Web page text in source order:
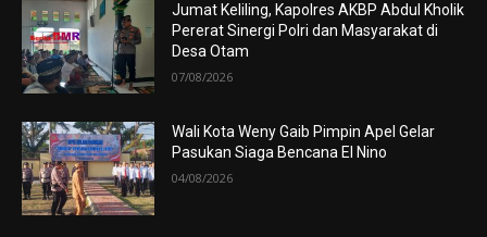
Jumat Keliling, Kapolres AKBP Abdul Kholik
Pererat Sinergi Polri dan Masyarakat di
Desa Otam
07/08/2026
Wali Kota Weny Gaib Pimpin Apel Gelar
Pasukan Siaga Bencana El Nino
04/08/2026